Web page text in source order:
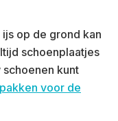
op de grond kan
schoenplaatjes
kunt
voor de